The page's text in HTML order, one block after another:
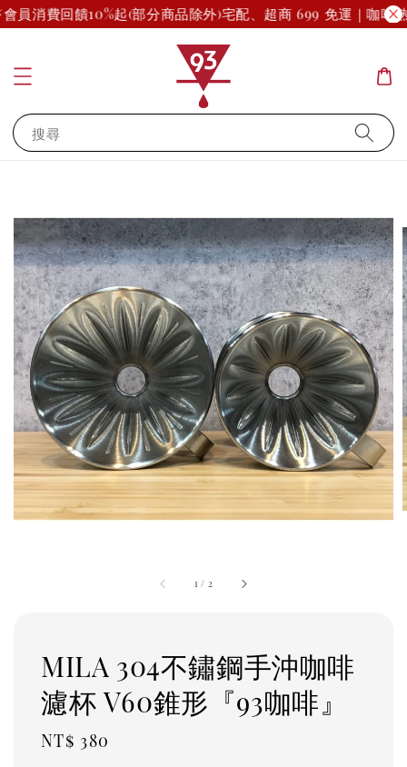
員消費回饋10%起(部分商品除外)宅配、超商 699 免運｜咖啡
搜尋
1 / 2
MILA 304不鏽鋼手沖咖啡
濾杯 V60錐形『93咖啡』
Regular
NT$ 380